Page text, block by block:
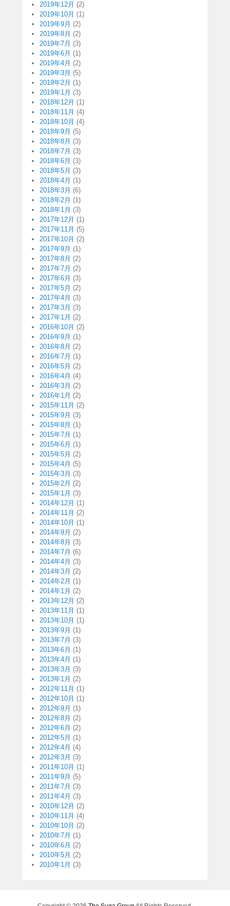
2019年12月 (2)
2019年10月 (1)
2019年9月 (2)
2019年8月 (2)
2019年7月 (3)
2019年6月 (1)
2019年4月 (2)
2019年3月 (5)
2019年2月 (1)
2019年1月 (3)
2018年12月 (1)
2018年11月 (4)
2018年10月 (4)
2018年9月 (5)
2018年8月 (3)
2018年7月 (3)
2018年6月 (3)
2018年5月 (3)
2018年4月 (1)
2018年3月 (6)
2018年2月 (1)
2018年1月 (3)
2017年12月 (1)
2017年11月 (5)
2017年10月 (2)
2017年9月 (1)
2017年8月 (2)
2017年7月 (2)
2017年6月 (3)
2017年5月 (2)
2017年4月 (3)
2017年3月 (3)
2017年1月 (2)
2016年10月 (2)
2016年9月 (1)
2016年8月 (2)
2016年7月 (1)
2016年5月 (2)
2016年4月 (4)
2016年3月 (2)
2016年1月 (2)
2015年11月 (2)
2015年9月 (3)
2015年8月 (1)
2015年7月 (1)
2015年6月 (1)
2015年5月 (2)
2015年4月 (5)
2015年3月 (3)
2015年2月 (2)
2015年1月 (3)
2014年12月 (1)
2014年11月 (2)
2014年10月 (1)
2014年9月 (2)
2014年8月 (3)
2014年7月 (6)
2014年4月 (3)
2014年3月 (2)
2014年2月 (1)
2014年1月 (2)
2013年12月 (2)
2013年11月 (1)
2013年10月 (1)
2013年9月 (1)
2013年7月 (3)
2013年6月 (1)
2013年4月 (1)
2013年3月 (3)
2013年1月 (2)
2012年11月 (1)
2012年10月 (1)
2012年9月 (1)
2012年8月 (2)
2012年6月 (2)
2012年5月 (1)
2012年4月 (4)
2012年3月 (3)
2011年10月 (1)
2011年9月 (5)
2011年7月 (3)
2011年4月 (3)
2010年12月 (2)
2010年11月 (4)
2010年10月 (2)
2010年7月 (1)
2010年6月 (2)
2010年5月 (2)
2010年1月 (3)